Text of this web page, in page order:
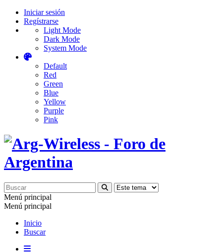
Iniciar sesión
Regístrarse
Light Mode
Dark Mode
System Mode
Default
Red
Green
Blue
Yellow
Purple
Pink
Menú principal
Menú principal
Inicio
Buscar